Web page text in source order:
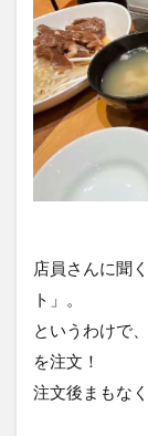
店員さんに聞
ト」。
というわけで
を注文！
注文後まもな